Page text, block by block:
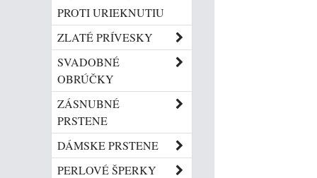
PROTI URIEKNUTIU
ZLATÉ PRÍVESKY
SVADOBNÉ
OBRÚČKY
ZÁSNUBNÉ
PRSTENE
DÁMSKE PRSTENE
PERLOVÉ ŠPERKY